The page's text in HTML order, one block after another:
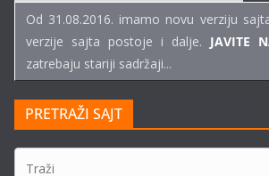
TEKSTOVA
Od 31.08.2016. imamo novu verziju
verzije sajta postoje i dalje. JAVITE
zatrebaju stariji sadržaji...
PRETRAŽI SAJT